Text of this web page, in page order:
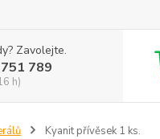
Zavolejte.
789
h)
Kyanit přívěsek 1 ks.